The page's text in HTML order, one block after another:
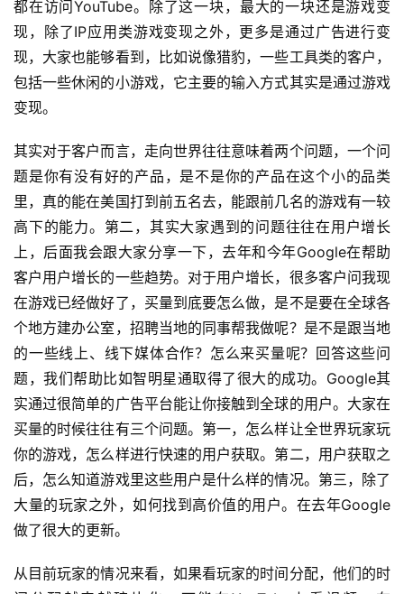
7
月
3
0
游
茶
对
接
会
上
海
站
中
文
(
中
)
都在访问YouTube。除了这一块，最大的一块还是游戏变
现，除了IP应用类游戏变现之外，更多是通过广告进行变
现，大家也能够看到，比如说像猎豹，一些工具类的客户，
包括一些休闲的小游戏，它主要的输入方式其实是通过游戏
变现。
其实对于客户而言，走向世界往往意味着两个问题，一个问
题是你有没有好的产品，是不是你的产品在这个小的品类
里，真的能在美国打到前五名去，能跟前几名的游戏有一较
高下的能力。第二，其实大家遇到的问题往往在用户增长
上，后面我会跟大家分享一下，去年和今年Google在帮助
客户用户增长的一些趋势。对于用户增长，很多客户问我现
在游戏已经做好了，买量到底要怎么做，是不是要在全球各
个地方建办公室，招聘当地的同事帮我做呢？是不是跟当地
的一些线上、线下媒体合作？怎么来买量呢？回答这些问
题，我们帮助比如智明星通取得了很大的成功。Google其
实通过很简单的广告平台能让你接触到全球的用户。大家在
买量的时候往往有三个问题。第一，怎么样让全世界玩家玩
你的游戏，怎么样进行快速的用户获取。第二，用户获取之
后，怎么知道游戏里这些用户是什么样的情况。第三，除了
大量的玩家之外，如何找到高价值的用户。在去年Google
做了很大的更新。
从目前玩家的情况来看，如果看玩家的时间分配，他们的时